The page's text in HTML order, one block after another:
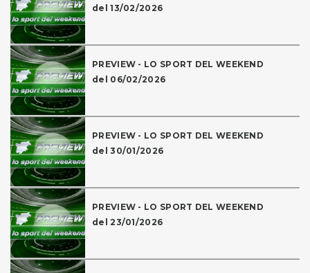
del 13/02/2026
PREVIEW - LO SPORT DEL WEEKEND
del 06/02/2026
PREVIEW - LO SPORT DEL WEEKEND
del 30/01/2026
PREVIEW - LO SPORT DEL WEEKEND
del 23/01/2026